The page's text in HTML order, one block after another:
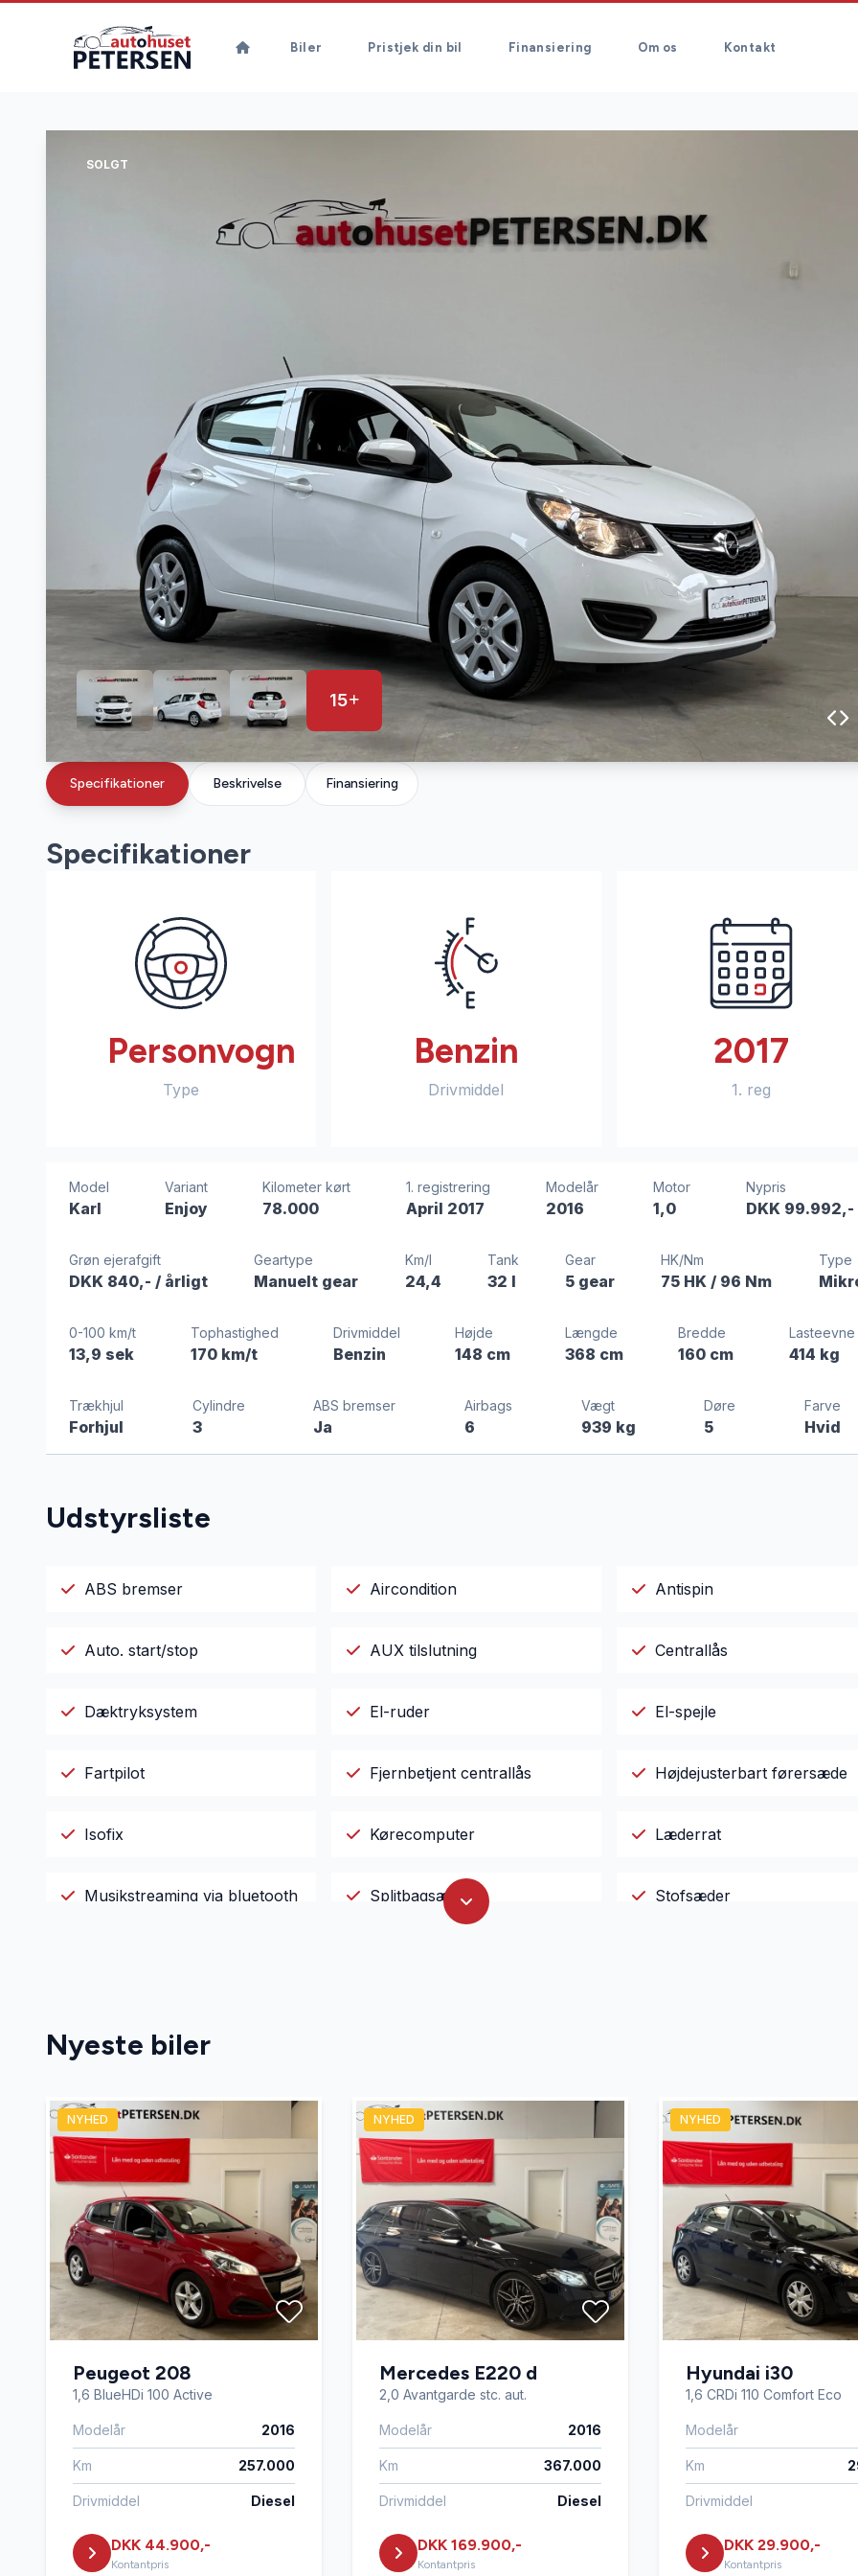
Biler Pristjek din bil Finansiering Om os Kontakt
SOLGT
15
Specifikationer Beskrivelse Finansiering
Specifikationer
Personvogn
Type
Benzin
Drivmiddel
2017
1. reg
Model
Karl
Variant
Enjoy
Kilometer kørt
78.000
1. registrering
April 2017
Modelår
2016
Motor
1,0
Nypris
DKK 99.992,-
Grøn ejerafgift
DKK 840,- / årligt
Geartype
Manuelt gear
Km/l
24,4
Tank
32 l
Gear
5 gear
HK/Nm
75 HK/ 96 Nm
Type
0-100 km/t
13,9 sek
Tophastighed
170 km/t
Drivmiddel
Benzin
Højde
148 cm
Længde
368 cm
Bredde
160 cm
Lasteevne
414 kg
Trækhjul
Forhjul
Cylindre
3
ABS bremser
Ja
Airbags
6
Vægt
939 kg
Døre
5
Farve
Hvid
Udstyrsliste
ABS bremser Aircondition Antispin
Auto. start/stop AUX tilslutning Centrallås
Dæktryksystem El-ruder El-spejle
Fartpilot Fjernbetjent centrallås Højdejusterbart førersæde
Isofix Kørecomputer Læderrat
Musikstreaming via bluetooth Splitbagsæder Stofsæder
Nyeste biler
NYHED
Peugeot 208
1,6 BlueHDi 100 Active
Modelår 2016
Km 257.000
Drivmiddel Diesel
DKK 44.900,-
Kontantpris
NYHED
Mercedes E220 d
2,0 Avantgarde stc. aut.
Modelår 2016
Km 367.000
Drivmiddel Diesel
DKK 169.900,-
Kontantpris
NYHED
Hyundai i30
1,6 CRDi 110 Comfort Eco
Modelår
Km
Drivmiddel
DKK 29.900,-
Kontantpris